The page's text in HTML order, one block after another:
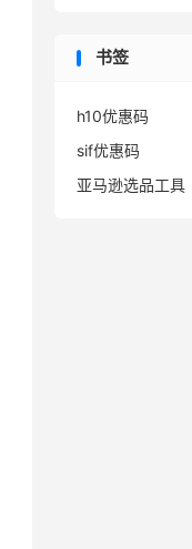
书签
h10优惠码
sif优惠码
亚马逊选品工具